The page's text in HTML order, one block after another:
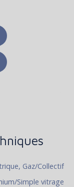
Gaz/Collectif
Simple vitrage